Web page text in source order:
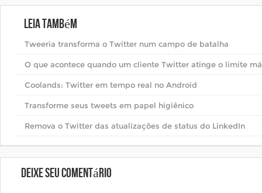
Leia também
Tweeria transforma o Twitter num campo de batalha
O que acontece quando um cliente Twitter atinge o limite
Coolands: Twitter em tempo real no Android
Transforme seus tweets em papel higiênico
Remova o Twitter das atualizações de status do LinkedIn
Deixe seu comentário